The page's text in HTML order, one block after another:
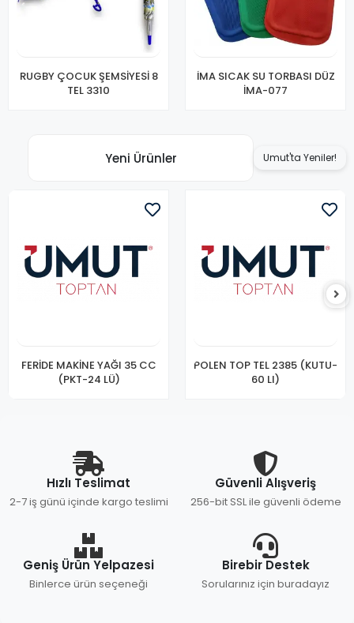
RUGBY ÇOCUK ŞEMSİYESİ 8
TEL 3310
İMA SICAK SU TORBASI DÜZ
İMA-077
Yeni Ürünler Umut'ta Yeniler!
FERİDE MAKİNE YAĞI 35 CC
(PKT-24 LÜ)
POLEN TOP TEL 2385 (KUTU-
60 LI)
Hızlı Teslimat
2-7 iş günü içinde kargo teslimi
Güvenli Alışveriş
256-bit SSL ile güvenli ödeme
Geniş Ürün Yelpazesi
Binlerce ürün seçeneği
Birebir Destek
Sorularınız için buradayız